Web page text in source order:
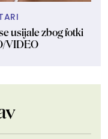
usijale zbog fotki
VIDEO